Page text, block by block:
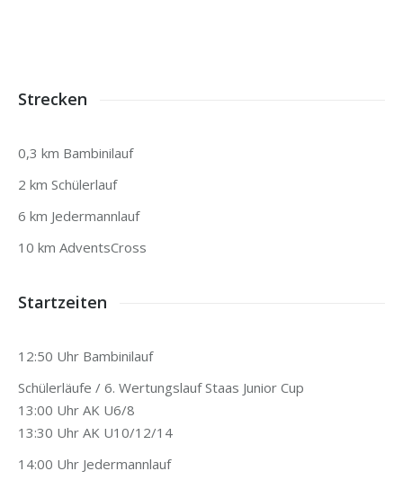
Strecken
0,3 km Bambinilauf
2 km Schülerlauf
6 km Jedermannlauf
10 km AdventsCross
Startzeiten
12:50 Uhr Bambinilauf
Schülerläufe / 6. Wertungslauf Staas Junior Cup
13:00 Uhr AK U6/8
13:30 Uhr AK U10/12/14
14:00 Uhr Jedermannlauf